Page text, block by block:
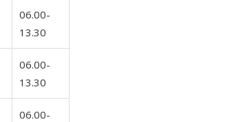
06.00-
13.30
06.00-
13.30
06.00-